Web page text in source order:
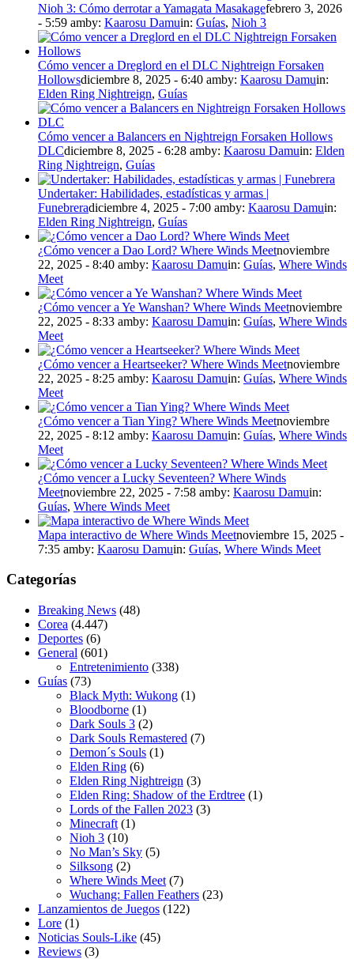
Nioh 3: Cómo derrotar a Yamagata Masakagefebrero 3, 2026
- 5:59 amby: Kaarosu Damuin: Guías, Nioh 3
Cómo vencer a Dreglord en el DLC Nightreign Forsaken
Hollowsdiciembre 8, 2025 - 6:40 amby: Kaarosu Damuin:
Elden Ring Nightreign, Guías
Cómo vencer a Balancers en Nightreign Forsaken Hollows
DLCdiciembre 8, 2025 - 6:28 amby: Kaarosu Damuin: Elden
Ring Nightreign, Guías
Undertaker: Habilidades, estadísticas y armas |
Funebreradiciembre 4, 2025 - 7:00 amby: Kaarosu Damuin:
Elden Ring Nightreign, Guías
¿Cómo vencer a Dao Lord? Where Winds Meetnoviembre
22, 2025 - 8:40 amby: Kaarosu Damuin: Guías, Where Winds
Meet
¿Cómo vencer a Ye Wanshan? Where Winds Meetnoviembre
22, 2025 - 8:33 amby: Kaarosu Damuin: Guías, Where Winds
Meet
¿Cómo vencer a Heartseeker? Where Winds Meetnoviembre
22, 2025 - 8:25 amby: Kaarosu Damuin: Guías, Where Winds
Meet
¿Cómo vencer a Tian Ying? Where Winds Meetnoviembre
22, 2025 - 8:12 amby: Kaarosu Damuin: Guías, Where Winds
Meet
¿Cómo vencer a Lucky Seventeen? Where Winds
Meetnoviembre 22, 2025 - 7:58 amby: Kaarosu Damuin:
Guías, Where Winds Meet
Mapa interactivo de Where Winds Meetnoviembre 15, 2025 -
7:35 amby: Kaarosu Damuin: Guías, Where Winds Meet
Categorías
Breaking News (48)
Corea (4.447)
Deportes (6)
General (601)
Entretenimiento (338)
Guías (73)
Black Myth: Wukong (1)
Bloodborne (1)
Dark Souls 3 (2)
Dark Souls Remastered (7)
Demon´s Souls (1)
Elden Ring (6)
Elden Ring Nightreign (3)
Elden Ring: Shadow of the Erdtree (1)
Lords of the Fallen 2023 (3)
Minecraft (1)
Nioh 3 (10)
No Man’s Sky (5)
Silksong (2)
Where Winds Meet (7)
Wuchang: Fallen Feathers (23)
Lanzamientos de Juegos (122)
Lore (1)
Noticias Souls-Like (45)
Reviews (3)